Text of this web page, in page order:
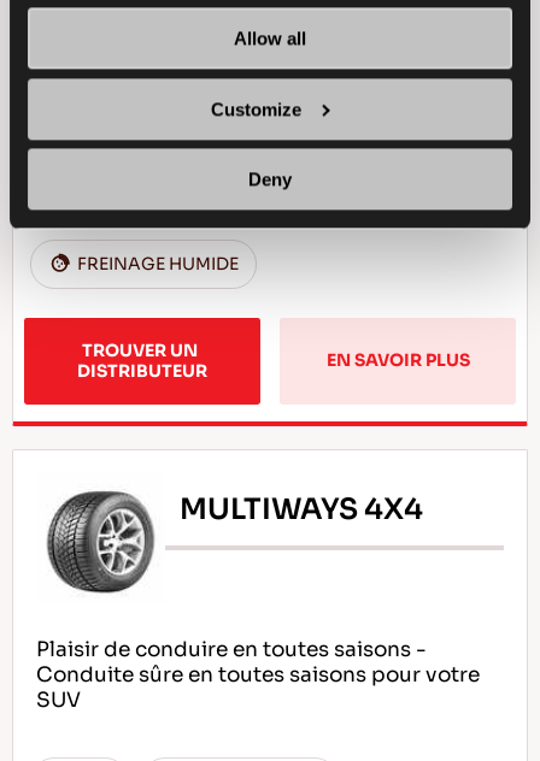
Allow all
Customize
Deny
MANIPULATION DE NEIGE
FREINAGE SUR NEIGE
FREINAGE HUMIDE
TROUVER UN
DISTRIBUTEUR
EN SAVOIR PLUS
MULTIWAYS 4X4
Plaisir de conduire en toutes saisons -
Conduite sûre en toutes saisons pour votre
SUV